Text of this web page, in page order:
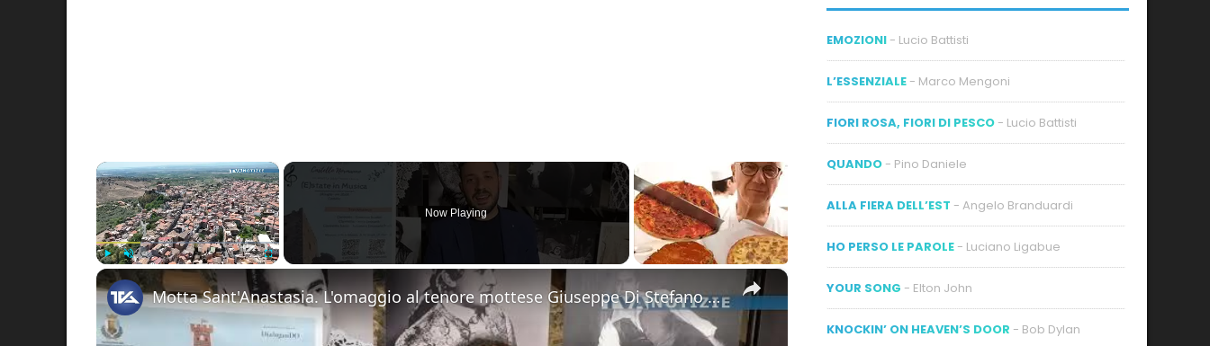
×
Play
Now Playing
×
Motta Sant'Anastasia. L'omaggio al tenore mottese Giuseppe Di Stefano nel giorno della sua nascita.
EMOZIONI - Lucio Battisti
L’ESSENZIALE - Marco Mengoni
FIORI ROSA, FIORI DI PESCO - Lucio Battisti
QUANDO - Pino Daniele
ALLA FIERA DELL’EST - Angelo Branduardi
HO PERSO LE PAROLE - Luciano Ligabue
YOUR SONG - Elton John
KNOCKIN’ ON HEAVEN’S DOOR - Bob Dylan